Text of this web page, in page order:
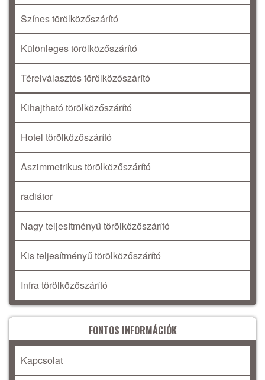
Színes törölközőszárító
Különleges törölközőszárító
Térelválasztós törölközőszárító
Kihajtható törölközőszárító
Hotel törölközőszárító
Aszimmetrikus törölközőszárító
radiátor
Nagy teljesítményű törölközőszárító
Kis teljesítményű törölközőszárító
Infra törölközőszárító
FONTOS INFORMÁCIÓK
Kapcsolat